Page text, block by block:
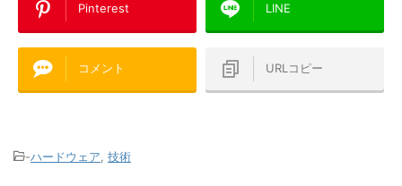
Pinterest LINE
コメント URLコピー
-ハードウェア 技術